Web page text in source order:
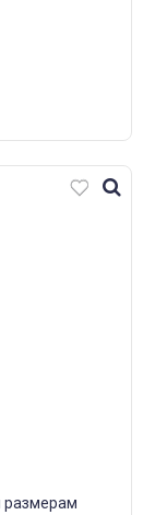
размерам